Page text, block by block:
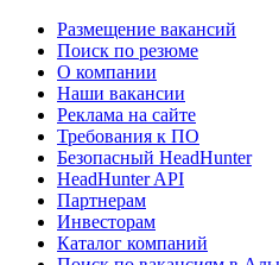
Размещение вакансий
Поиск по резюме
О компании
Наши вакансии
Реклама на сайте
Требования к ПО
Безопасный HeadHunter
HeadHunter API
Партнерам
Инвесторам
Каталог компаний